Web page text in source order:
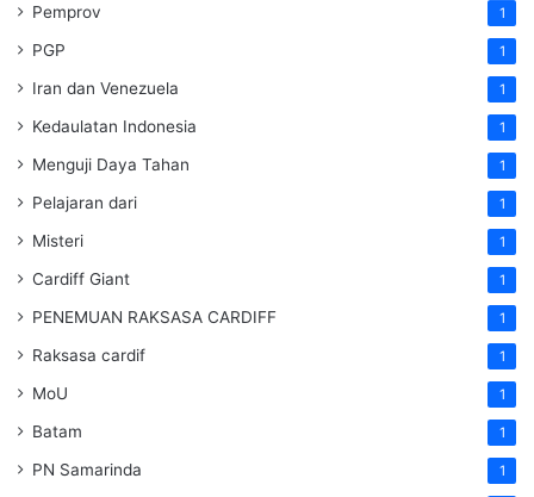
Pemprov 1
PGP 1
Iran dan Venezuela 1
Kedaulatan Indonesia 1
Menguji Daya Tahan 1
Pelajaran dari 1
Misteri 1
Cardiff Giant 1
PENEMUAN RAKSASA CARDIFF 1
Raksasa cardif 1
MoU 1
Batam 1
PN Samarinda 1